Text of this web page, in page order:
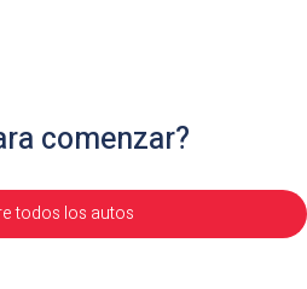
comenzar?
todos los autos